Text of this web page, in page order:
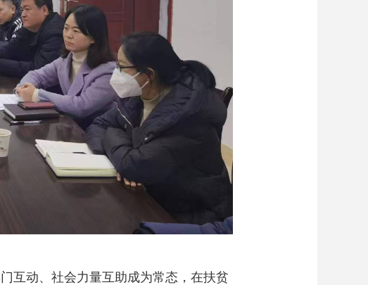
互动、社会力量互助成为常态，在扶贫